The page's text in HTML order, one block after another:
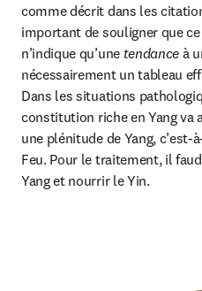
comme décrit dans les
important de souligner que
n’indique qu’une tendance à
nécessairement un tableau
Dans les situations
constitution riche en Yang va
une plénitude de Yang, c’est-
Feu. Pour le traitement, il
Yang et nourrir le Yin.